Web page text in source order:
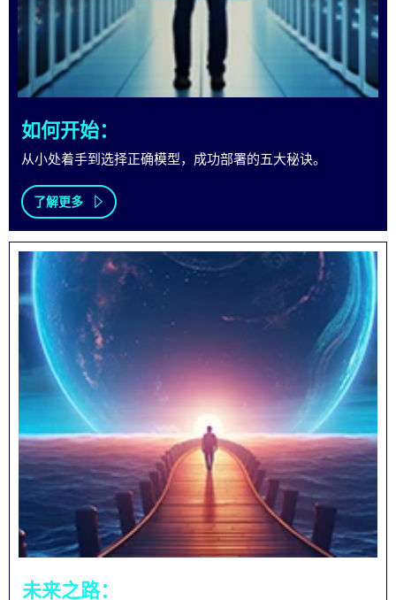
如何开始：
从小处着手到选择正确模型，成功部署的五大秘诀。
了解更多
未来之路：